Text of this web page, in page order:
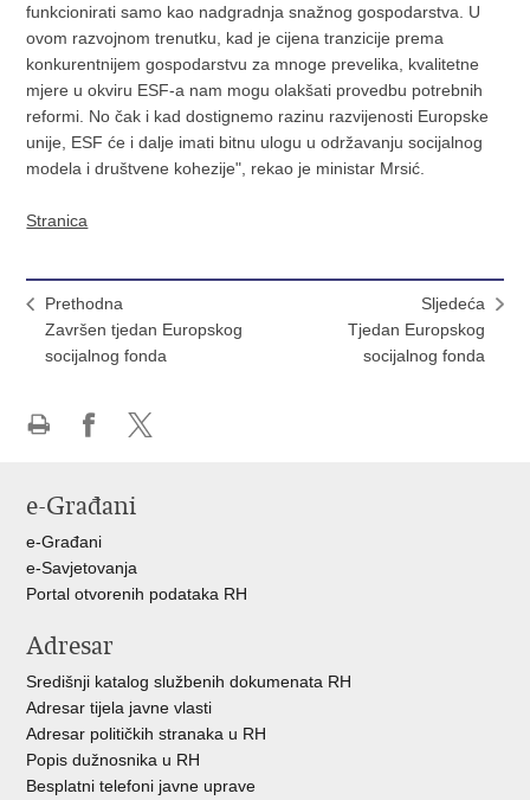
funkcionirati samo kao nadgradnja snažnog gospodarstva. U
ovom razvojnom trenutku, kad je cijena tranzicije prema
konkurentnijem gospodarstvu za mnoge prevelika, kvalitetne
mjere u okviru ESF-a nam mogu olakšati provedbu potrebnih
reformi. No čak i kad dostignemo razinu razvijenosti Europske
unije, ESF će i dalje imati bitnu ulogu u održavanju socijalnog
modela i društvene kohezije", rekao je ministar Mrsić.
Stranica
Prethodna
Završen tjedan Europskog
socijalnog fonda
Sljedeća
Tjedan Europskog
socijalnog fonda
Facebooku
X-
e-Građani
e-Građani
e-Savjetovanja
Portal otvorenih podataka RH
Adresar
Središnji katalog službenih dokumenata RH
Adresar tijela javne vlasti
Adresar političkih stranaka u RH
Popis dužnosnika u RH
Besplatni telefoni javne uprave